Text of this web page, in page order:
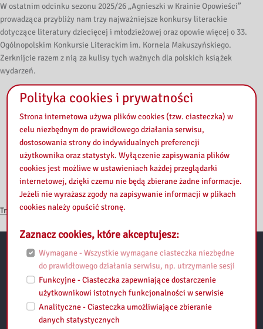
W ostatnim odcinku sezonu 2025/26 „Agnieszki w Krainie Opowieści”
prowadząca przybliży nam trzy najważniejsze konkursy literackie
dotyczące literatury dziecięcej i młodzieżowej oraz opowie więcej o 33.
Ogólnopolskim Konkursie Literackim im. Kornela Makuszyńskiego.
Zerknijcie razem z nią za kulisy tych ważnych dla polskich książek
wydarzeń.
Transkrypcja
Przydatne linki:
Regulamin
Mapa strony
Polityka cookies i prywatności
Strona internetowa używa plików cookies (tzw. ciasteczka) w
celu niezbędnym do prawidłowego działania serwisu,
dostosowania strony do indywidualnych preferencji
użytkownika oraz statystyk. Wyłączenie zapisywania plików
cookies jest możliwe w ustawieniach każdej przeglądarki
internetowej, dzięki czemu nie będą zbierane żadne informacje.
Jeżeli nie wyrażasz zgody na zapisywanie informacji w plikach
cookies należy opuścić stronę.
Zaznacz cookies, które akceptujesz:
Wymagane - Wszystkie wymagane ciasteczka niezbędne
do prawidłowego działania serwisu, np. utrzymanie sesji
Funkcyjne - Ciasteczka zapewniające dostarczenie
użytkownikowi istotnych funkcjonalności w serwisie
Analityczne - Ciasteczka umożliwiające zbieranie
danych statystycznych